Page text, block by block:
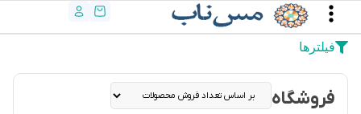
فیلترها
فروشگاه